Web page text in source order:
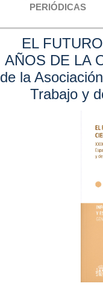
PERIÓDICAS
EL
AÑOS DE LA
de la
Trabajo y